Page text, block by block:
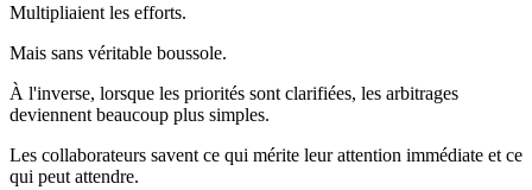
Multipliaient les efforts.
Mais sans véritable boussole.
À l'inverse, lorsque les priorités sont clarifiées, les arbitrages
deviennent beaucoup plus simples.
Les collaborateurs savent ce qui mérite leur attention immédiate et ce
qui peut attendre.